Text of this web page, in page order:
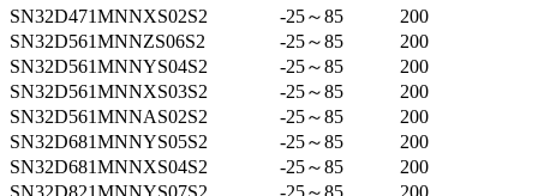
SN32D471MNNXS02S2
-25～85
200
SN32D561MNNZS06S2
-25～85
200
SN32D561MNNYS04S2
-25～85
200
SN32D561MNNXS03S2
-25～85
200
SN32D561MNNAS02S2
-25～85
200
SN32D681MNNYS05S2
-25～85
200
SN32D681MNNXS04S2
-25～85
200